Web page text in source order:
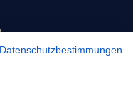
Datenschutzbestimmungen